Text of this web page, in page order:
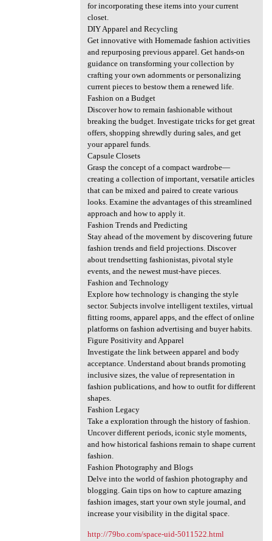
for incorporating these items into your current
closet.
DIY Apparel and Recycling
Get innovative with Homemade fashion activities
and repurposing previous apparel. Get hands-on
guidance on transforming your collection by
crafting your own adornments or personalizing
current pieces to bestow them a renewed life.
Fashion on a Budget
Discover how to remain fashionable without
breaking the budget. Investigate tricks for get great
offers, shopping shrewdly during sales, and get
your apparel funds.
Capsule Closets
Grasp the concept of a compact wardrobe—
creating a collection of important, versatile articles
that can be mixed and paired to create various
looks. Examine the advantages of this streamlined
approach and how to apply it.
Fashion Trends and Predicting
Stay ahead of the movement by discovering future
fashion trends and field projections. Discover
about trendsetting fashionistas, pivotal style
events, and the newest must-have pieces.
Fashion and Technology
Explore how technology is changing the style
sector. Subjects involve intelligent textiles, virtual
fitting rooms, apparel apps, and the effect of online
platforms on fashion advertising and buyer habits.
Figure Positivity and Apparel
Investigate the link between apparel and body
acceptance. Understand about brands promoting
inclusive sizes, the value of representation in
fashion publications, and how to outfit for different
shapes.
Fashion Legacy
Take a exploration through the history of fashion.
Uncover different periods, iconic style moments,
and how historical fashions remain to shape current
fashion.
Fashion Photography and Blogs
Delve into the world of fashion photography and
blogging. Gain tips on how to capture amazing
fashion images, start your own style journal, and
increase your visibility in the digital space.
http://79bo.com/space-uid-5011522.html